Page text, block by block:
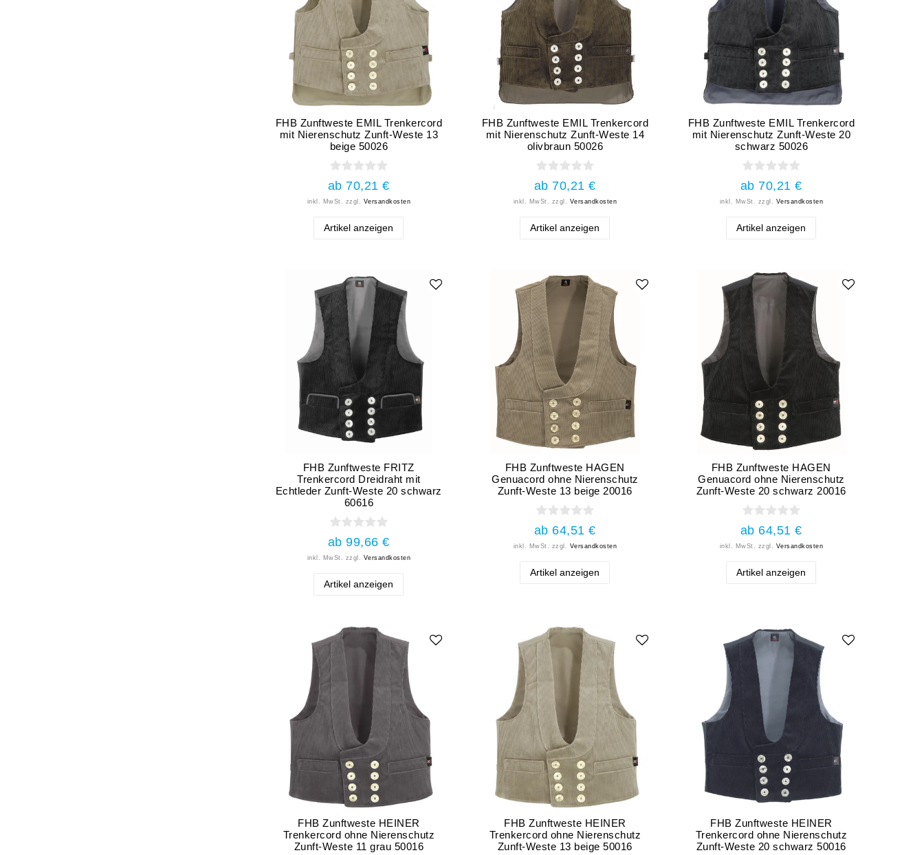
FHB Zunftweste EMIL Trenkercord
mit Nierenschutz Zunft-Weste 13
beige 50026
ab 70,21 €
inkl. MwSt. zzgl. Versandkosten
Artikel anzeigen
FHB Zunftweste EMIL Trenkercord
mit Nierenschutz Zunft-Weste 14
olivbraun 50026
ab 70,21 €
inkl. MwSt. zzgl. Versandkosten
Artikel anzeigen
FHB Zunftweste EMIL Trenkercord
mit Nierenschutz Zunft-Weste 20
schwarz 50026
ab 70,21 €
inkl. MwSt. zzgl. Versandkosten
Artikel anzeigen
FHB Zunftweste FRITZ
Trenkercord Dreidraht mit
Echtleder Zunft-Weste 20 schwarz
60616
ab 99,66 €
inkl. MwSt. zzgl. Versandkosten
Artikel anzeigen
FHB Zunftweste HAGEN
Genuacord ohne Nierenschutz
Zunft-Weste 13 beige 20016
ab 64,51 €
inkl. MwSt. zzgl. Versandkosten
Artikel anzeigen
FHB Zunftweste HAGEN
Genuacord ohne Nierenschutz
Zunft-Weste 20 schwarz 20016
ab 64,51 €
inkl. MwSt. zzgl. Versandkosten
Artikel anzeigen
FHB Zunftweste HEINER
Trenkercord ohne Nierenschutz
Zunft-Weste 11 grau 50016
FHB Zunftweste HEINER
Trenkercord ohne Nierenschutz
Zunft-Weste 13 beige 50016
FHB Zunftweste HEINER
Trenkercord ohne Nierenschutz
Zunft-Weste 20 schwarz 50016